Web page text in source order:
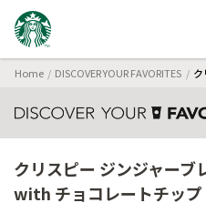
Home DISCOVER YOUR FAVORITES
クリスピー ジンジャーブ
with チョコレートチップ